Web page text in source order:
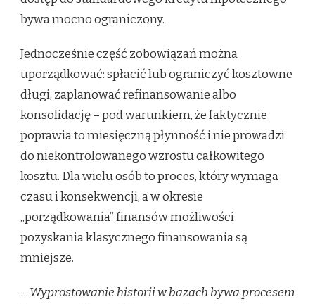
bywa mocno ograniczony.
Jednocześnie część zobowiązań można
uporządkować: spłacić lub ograniczyć kosztowne
długi, zaplanować refinansowanie albo
konsolidację – pod warunkiem, że faktycznie
poprawia to miesięczną płynność i nie prowadzi
do niekontrolowanego wzrostu całkowitego
kosztu. Dla wielu osób to proces, który wymaga
czasu i konsekwencji, a w okresie
„porządkowania” finansów możliwości
pozyskania klasycznego finansowania są
mniejsze.
– Wyprostowanie historii w bazach bywa procesem